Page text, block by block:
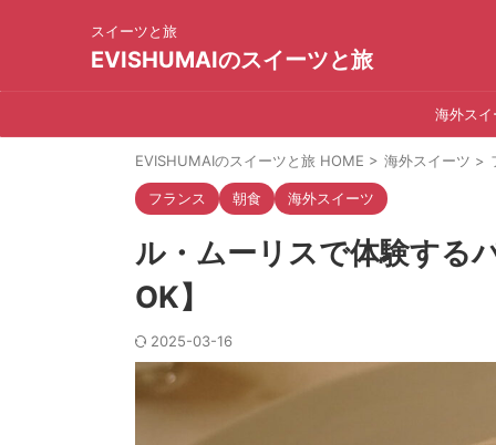
スイーツと旅
EVISHUMAIのスイーツと旅
海外スイ
EVISHUMAIのスイーツと旅 HOME > 海外スイーツ >
フランス 朝食 海外スイーツ
ル・ムーリスで体験する
OK】
2025-03-16